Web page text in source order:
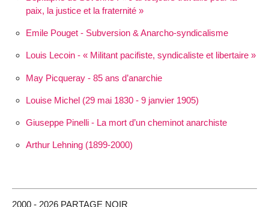
paix, la justice et la fraternité
Emile Pouget - Subversion & Anarcho-syndicalisme
Louis Lecoin - « Militant pacifiste, syndicaliste et libertaire »
May Picqueray - 85 ans d’anarchie
Louise Michel (29 mai 1830 - 9 janvier 1905)
Giuseppe Pinelli - La mort d’un cheminot anarchiste
Arthur Lehning (1899-2000)
2000 - 2026 PARTAGE NOIR